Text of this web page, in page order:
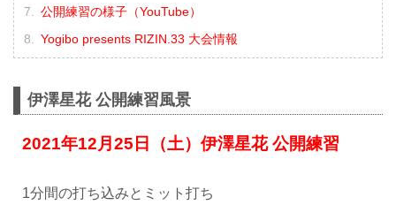
公開練習の様子（YouTube）
Yogibo presents RIZIN.33 大会情報
伊澤星花 公開練習風景
2021年12月25日（土）伊澤星花 公開練習
1分間の打ち込みとミット打ち